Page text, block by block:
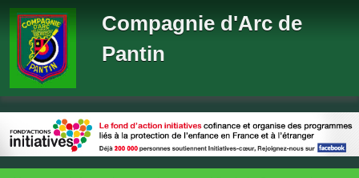
Compagnie d'Arc de
Pantin
Panneau de gestion des cookies